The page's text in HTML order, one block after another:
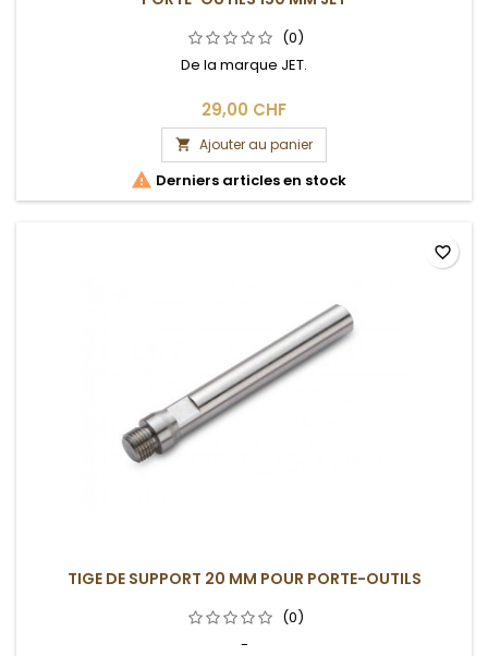
(0)
De la marque JET.
29,00 CHF
 Ajouter au panier
 Derniers articles en stock
TIGE DE SUPPORT 20 MM POUR PORTE-OUTILS
(0)
-
favorite_border